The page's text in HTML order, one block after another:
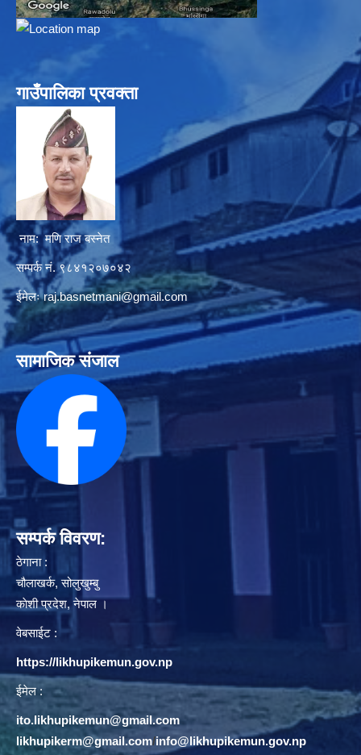
गाउँपालिका प्रवक्ता
नाम: मणि राज बस्नेत
सम्पर्क नं. ९८४१२०७०४२
ईमेलःraj.basnetmani@gmail.com
सामाजिक संजाल
सम्पर्क विवरण:
ठेगाना :
चौलाखर्क, सोलुखुम्बु
काेशी प्रदेश, नेपाल ।
वेबसाईट :
https://likhupikemun.gov.np
ईमेल :
ito.likhupikemun@gmail.com
likhupikerm@gmail.com/info@likhupikemun.gov.np